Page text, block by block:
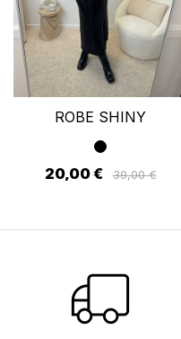
ROBE SHINY
20,00 € 39,00 €